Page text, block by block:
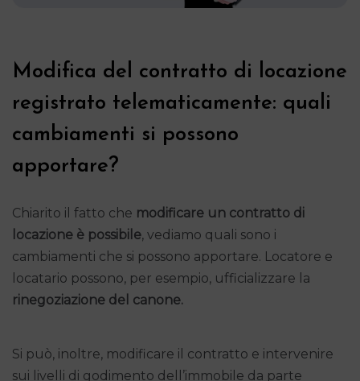
Modifica del contratto di locazione
registrato telematicamente: quali
cambiamenti si possono
apportare?
Chiarito il fatto che modificare un contratto di
locazione è possibile, vediamo quali sono i
cambiamenti che si possono apportare. Locatore e
locatario possono, per esempio, ufficializzare la
rinegoziazione del canone.
Si può, inoltre, modificare il contratto e intervenire
sui livelli di godimento dell’immobile da parte